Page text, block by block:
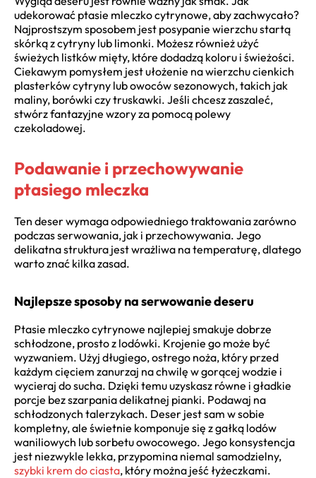
udekorować ptasie mleczko cytrynowe, aby zachwycało?
Najprostszym sposobem jest posypanie wierzchu startą
skórką z cytryny lub limonki. Możesz również użyć
świeżych listków mięty, które dodadzą koloru i świeżości.
Ciekawym pomysłem jest ułożenie na wierzchu cienkich
plasterków cytryny lub owoców sezonowych, takich jak
maliny, borówki czy truskawki. Jeśli chcesz zaszaleć,
stwórz fantazyjne wzory za pomocą polewy
czekoladowej.
Podawanie i przechowywanie
ptasiego mleczka
Ten deser wymaga odpowiedniego traktowania zarówno
podczas serwowania, jak i przechowywania. Jego
delikatna struktura jest wrażliwa na temperaturę, dlatego
warto znać kilka zasad.
Najlepsze sposoby na serwowanie deseru
Ptasie mleczko cytrynowe najlepiej smakuje dobrze
schłodzone, prosto z lodówki. Krojenie go może być
wyzwaniem. Użyj długiego, ostrego noża, który przed
każdym cięciem zanurzaj na chwilę w gorącej wodzie i
wycieraj do sucha. Dzięki temu uzyskasz równe i gładkie
porcje bez szarpania delikatnej pianki. Podawaj na
schłodzonych talerzykach. Deser jest sam w sobie
kompletny, ale świetnie komponuje się z gałką lodów
waniliowych lub sorbetu owocowego. Jego konsystencja
jest niezwykle lekka, przypomina niemal samodzielny,
szybki krem do ciasta, który można jeść łyżeczkami.